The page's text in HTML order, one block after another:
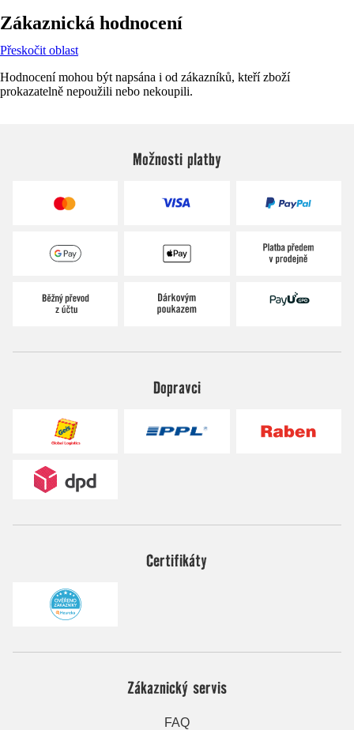
Zákaznická hodnocení
Přeskočit oblast
Hodnocení mohou být napsána i od zákazníků, kteří zboží
prokazatelně nepoužili nebo nekoupili.
Možnosti platby
Dopravci
Certifikáty
Zákaznický servis
FAQ